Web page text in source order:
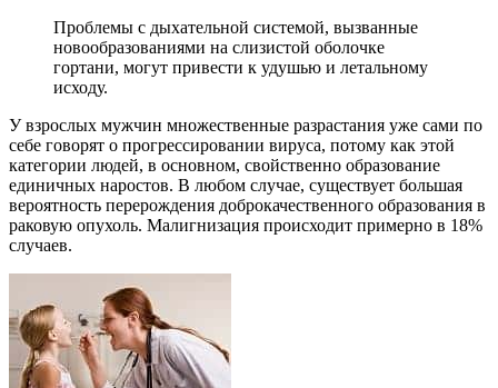
Проблемы с дыхательной системой, вызванные
новообразованиями на слизистой оболочке
гортани, могут привести к удушью и летальному
исходу.
У взрослых мужчин множественные разрастания уже сами по
себе говорят о прогрессировании вируса, потому как этой
категории людей, в основном, свойственно образование
единичных наростов. В любом случае, существует большая
вероятность перерождения доброкачественного образования в
раковую опухоль. Малигнизация происходит примерно в 18%
случаев.